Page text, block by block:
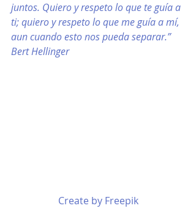
juntos. Quiero y respeto lo que te guía a
ti; quiero y respeto lo que me guía a mí,
aun cuando esto nos pueda separar.”
Bert Hellinger
Create by Freepik